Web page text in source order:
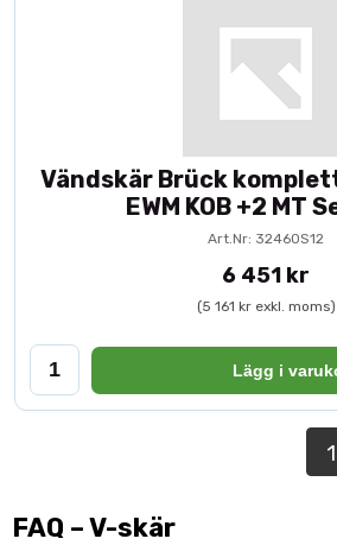
Vändskär Brück
EWM KOB +2 MT
Art.Nr: 32460S12
6 451 kr
(5 161 kr exkl. moms)
Lägg i
1
FAQ – V-skär